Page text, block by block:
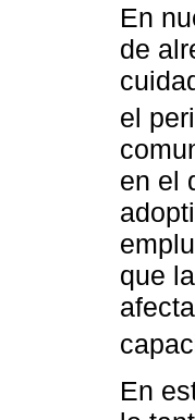
En
de
el
en el
que
En